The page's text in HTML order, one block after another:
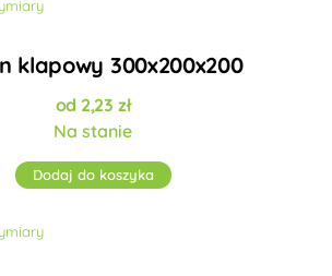
klapowy 300x200x200
2,23 zł
Na stanie
Dodaj do koszyka